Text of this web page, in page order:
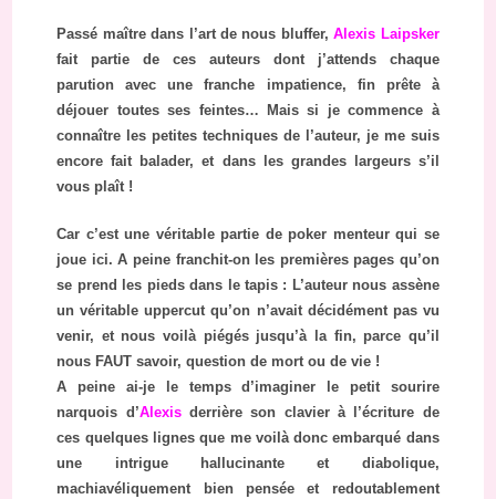
Passé maître dans l’art de nous bluffer,Alexis Laipsker
fait partie de ces auteurs dont j’attends chaque
parution avec une franche impatience, fin prête à
déjouer toutes ses feintes… Mais si je commence à
connaître les petites techniques de l’auteur, je me suis
encore fait balader, et dans les grandes largeurs s’il
vous plaît !
Car c’est une véritable partie de poker menteur qui se
joue ici. A peine franchit-on les premières pages qu’on
se prend les pieds dans le tapis : L’auteur nous assène
un véritable uppercut qu’on n’avait décidément pas vu
venir, et nous voilà piégés jusqu’à la fin, parce qu’il
nous FAUT savoir, question de mort ou de vie !
A peine ai-je le temps d’imaginer le petit sourire
narquois d’Alexisderrière son clavier à l’écriture de
ces quelques lignes que me voilà donc embarqué dans
une intrigue hallucinante et diabolique,
machiavéliquement bien pensée et redoutablement